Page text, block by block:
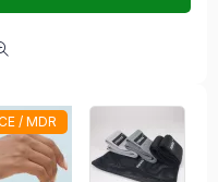
/ MDR